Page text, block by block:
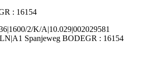
: 16154
2/K/A|10.029|002029581
Spanjeweg BODEGR : 16154